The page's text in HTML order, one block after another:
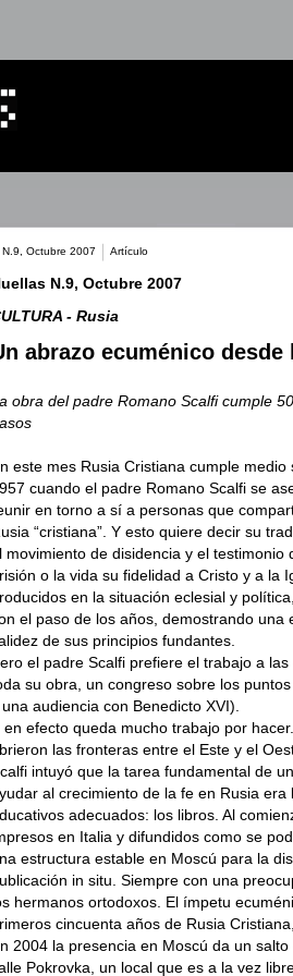
N.9, Octubre 2007 Artículo
N.9, Octubre 2007
- Rusia
abrazo ecuménico
obra del padre Romano Scalfi cumple
este mes Rusia Cristiana cumple
cuando el padre Romano Scalfi se
en torno a sí a personas que
“cristiana”. Y esto quiere decir su
movimiento de disidencia y el
o la vida su fidelidad a Cristo y a la
en la situación eclesial y
el paso de los años, demostrando una
de sus principios fundantes.
el padre Scalfi prefiere el trabajo a
su obra, un congreso sobre los
audiencia con Benedicto XVI).
en efecto queda mucho trabajo por
las fronteras entre el Este y el
intuyó que la tarea fundamental de
al crecimiento de la fe en Rusia
adecuados: los libros. Al
en Italia y difundidos como se
estructura estable en Moscú para la
in situ. Siempre con una
hermanos ortodoxos. El ímpetu
cincuenta años de Rusia
2004 la presencia en Moscú da un
Pokrovka, un local que es a la vez